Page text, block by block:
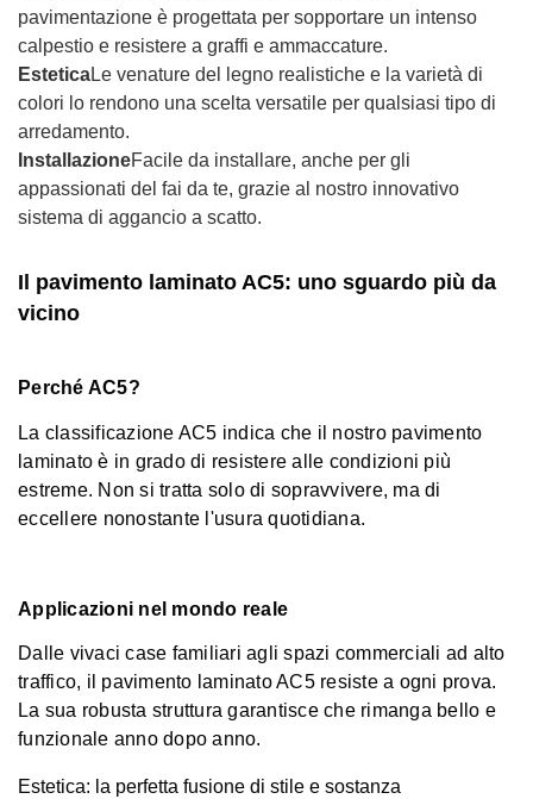
pavimentazione è progettata per sopportare un intenso
calpestio e resistere a graffi e ammaccature.
EsteticaLe venature del legno realistiche e la varietà di
colori lo rendono una scelta versatile per qualsiasi tipo di
arredamento.
InstallazioneFacile da installare, anche per gli
appassionati del fai da te, grazie al nostro innovativo
sistema di aggancio a scatto.
Il pavimento laminato AC5: uno sguardo più da
vicino
Perché AC5?
La classificazione AC5 indica che il nostro pavimento
laminato è in grado di resistere alle condizioni più
estreme. Non si tratta solo di sopravvivere, ma di
eccellere nonostante l'usura quotidiana.
Applicazioni nel mondo reale
Dalle vivaci case familiari agli spazi commerciali ad alto
traffico, il pavimento laminato AC5 resiste a ogni prova.
La sua robusta struttura garantisce che rimanga bello e
funzionale anno dopo anno.
Estetica: la perfetta fusione di stile e sostanza